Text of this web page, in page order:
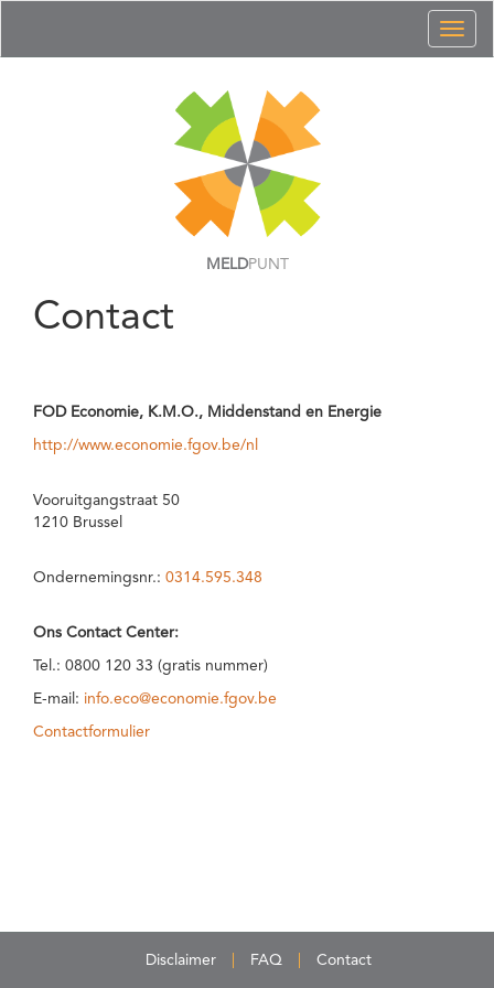
MELDPUNT
Contact
FOD Economie, K.M.O., Middenstand en Energie
http://www.economie.fgov.be/nl
Vooruitgangstraat 50
1210 Brussel
Ondernemingsnr.: 0314.595.348
Ons Contact Center:
Tel.: 0800 120 33 (gratis nummer)
E-mail: info.eco@economie.fgov.be
Contactformulier
Disclaimer FAQ Contact